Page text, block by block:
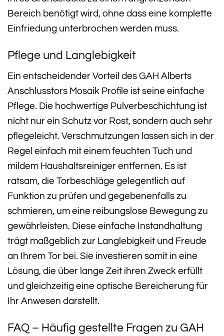
Bereich benötigt wird, ohne dass eine komplette
Einfriedung unterbrochen werden muss.
Pflege und Langlebigkeit
Ein entscheidender Vorteil des GAH Alberts
Anschlusstors Mosaik Profile ist seine einfache
Pflege. Die hochwertige Pulverbeschichtung ist
nicht nur ein Schutz vor Rost, sondern auch sehr
pflegeleicht. Verschmutzungen lassen sich in der
Regel einfach mit einem feuchten Tuch und
mildem Haushaltsreiniger entfernen. Es ist
ratsam, die Torbeschläge gelegentlich auf
Funktion zu prüfen und gegebenenfalls zu
schmieren, um eine reibungslose Bewegung zu
gewährleisten. Diese einfache Instandhaltung
trägt maßgeblich zur Langlebigkeit und Freude
an Ihrem Tor bei. Sie investieren somit in eine
Lösung, die über lange Zeit ihren Zweck erfüllt
und gleichzeitig eine optische Bereicherung für
Ihr Anwesen darstellt.
FAQ – Häufig gestellte Fragen zu GAH